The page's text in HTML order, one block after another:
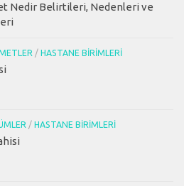
Nedir Belirtileri, Nedenleri ve
/ HASTANE BIRIMLERI
/ HASTANE BIRIMLERI